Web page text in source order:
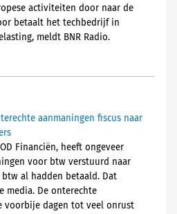
activiteiten door naar de
betaalt het techbedrijf in
meldt BNR Radio.
aanmaningen fiscus naar
Financiën, heeft ongeveer
voor btw verstuurd naar
al hadden betaald. Dat
media. De onterechte
voorbije dagen tot veel onrust